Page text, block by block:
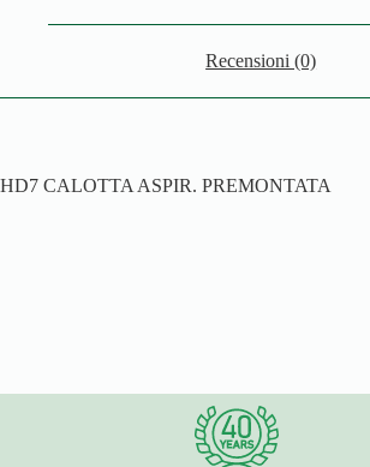
Recensioni (0)
HD7 CALOTTA ASPIR. PREMONTATA